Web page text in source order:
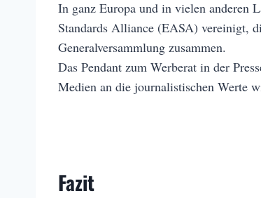
In ganz Europa und in vielen anderen
Standards Alliance (EASA) vereinigt,
Generalversammlung zusammen.
Das Pendant zum Werberat in der
Medien an die journalistischen Werte
Fazit